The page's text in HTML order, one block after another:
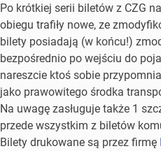
Po krótkiej serii biletów z CZG
obiegu trafiły nowe, ze
bilety posiadają (w końcu!)
bezpośrednio po wejściu do
nareszcie ktoś sobie
jako prawowitego środka
Na uwagę zasługuje także 1
przede wszystkim z biletów
Bilety drukowane są przez firmę